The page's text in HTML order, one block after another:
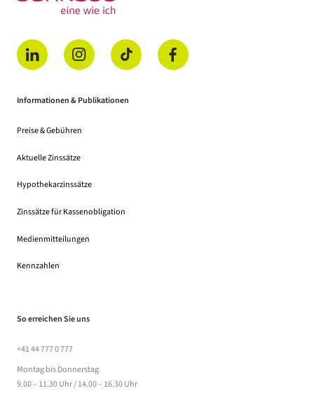
(öffnet in einem neuen Tab)
(öffnet in einem neuen Tab)
(öffnet in einem neuen Tab)
(öffnet in einem neuen Tab)
Informationen & Publikationen
Preise & Gebühren
Aktuelle Zinssätze
Hypothekarzinssätze
Zinssätze für Kassenobligation
Medienmitteilungen
Kennzahlen
So erreichen Sie uns
+41 44 777 0 777
Montag bis Donnerstag
9.00 – 11.30 Uhr / 14.00 – 16.30 Uhr